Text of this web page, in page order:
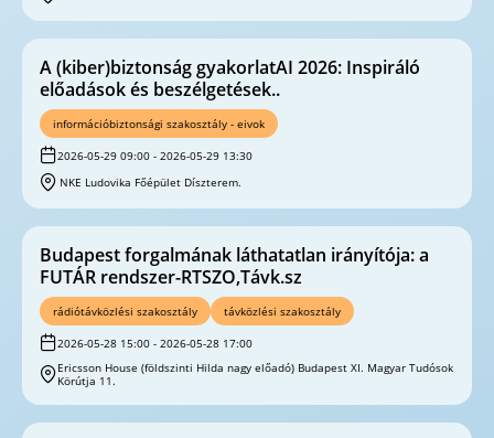
A (kiber)biztonság gyakorlatAI 2026: Inspiráló
előadások és beszélgetések..
információbiztonsági szakosztály - eivok
2026-05-29 09:00 - 2026-05-29 13:30
NKE Ludovika Főépület Díszterem.
Budapest forgalmának láthatatlan irányítója: a
FUTÁR rendszer-RTSZO,Távk.sz
rádiótávközlési szakosztály távközlési szakosztály
2026-05-28 15:00 - 2026-05-28 17:00
Ericsson House (földszinti Hilda nagy előadó) Budapest XI. Magyar Tudósok
Körútja 11.